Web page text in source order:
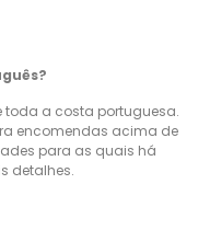
toda a costa portuguesa.
encomendas acima de
para as quais há
detalhes.